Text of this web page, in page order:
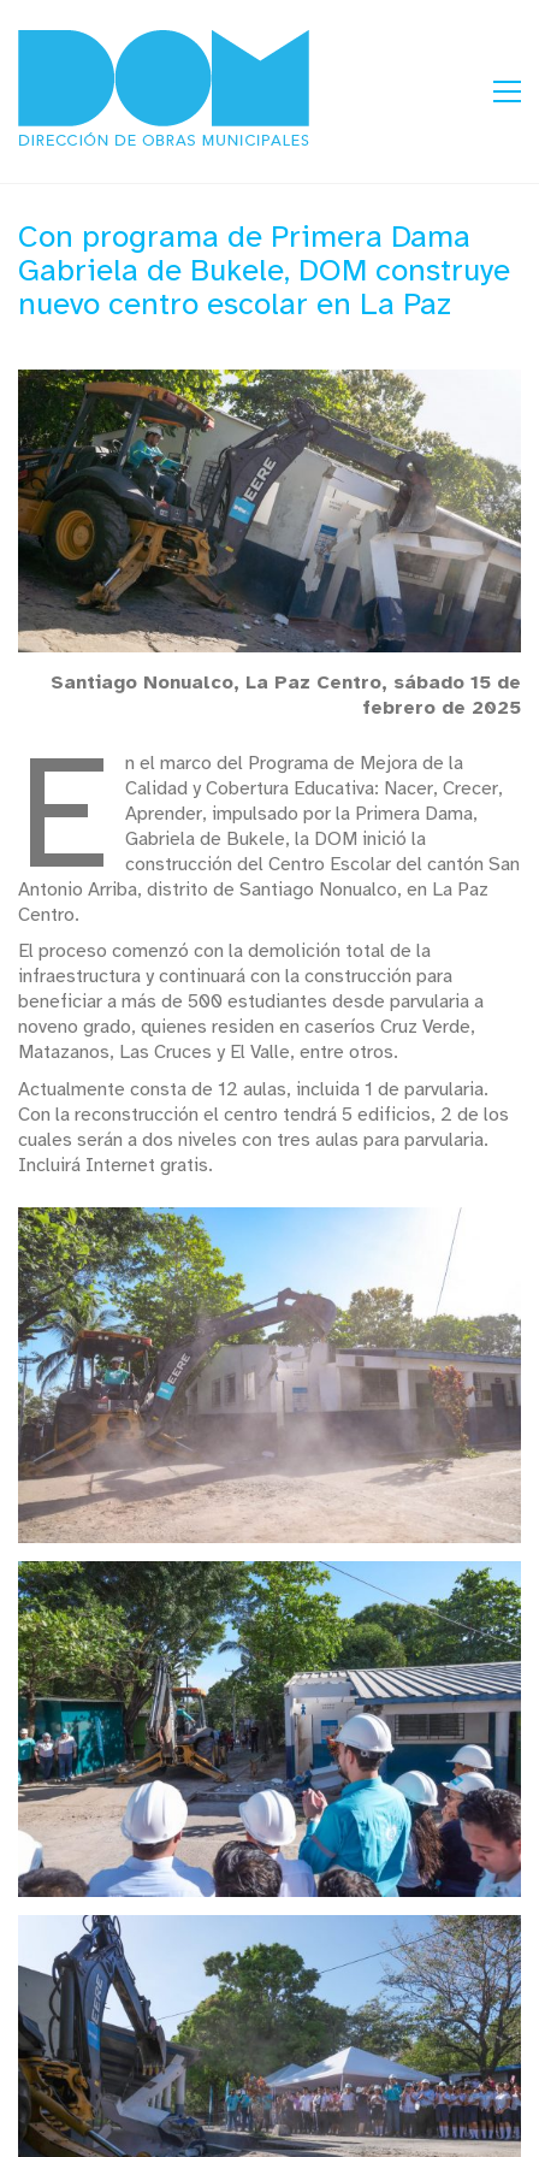
Con programa de Primera Dama
Gabriela de Bukele, DOM construye
nuevo centro escolar en La Paz
Santiago Nonualco, La Paz Centro, sábado 15 de
febrero de 2025
E
n el marco del Programa de Mejora de la
Calidad y Cobertura Educativa: Nacer, Crecer,
Aprender, impulsado por la Primera Dama,
Gabriela de Bukele, la DOM inició la
construcción del Centro Escolar del cantón San
Antonio Arriba, distrito de Santiago Nonualco, en La Paz
Centro.
El proceso comenzó con la demolición total de la
infraestructura y continuará con la construcción para
beneficiar a más de 500 estudiantes desde parvularia a
noveno grado, quienes residen en caseríos Cruz Verde,
Matazanos, Las Cruces y El Valle, entre otros.
Actualmente consta de 12 aulas, incluida 1 de parvularia.
Con la reconstrucción el centro tendrá 5 edificios, 2 de los
cuales serán a dos niveles con tres aulas para parvularia.
Incluirá Internet gratis.